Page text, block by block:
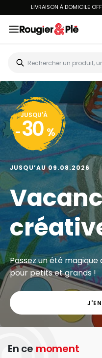
LIVRAISON À DOMICILE
JUSQU'À
- 30 %
JUSQU’AU 09.08.2026
Passez un été
pour petits et grands !
En ce moment